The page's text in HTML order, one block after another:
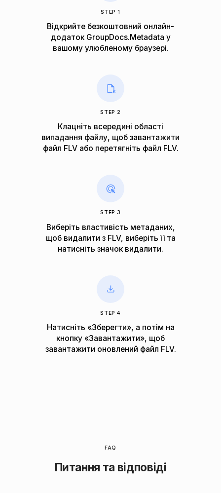
STEP 1
Відкрийте безкоштовний онлайн-
додаток GroupDocs.Metadata у
вашому улюбленому браузері.
STEP 2
Клацніть всередині області
випадання файлу, щоб завантажити
файл FLV або перетягніть файл FLV.
STEP 3
Виберіть властивість метаданих,
щоб видалити з FLV, виберіть її та
натисніть значок видалити.
STEP 4
Натисніть «Зберегти», а потім на
кнопку «Завантажити», щоб
завантажити оновлений файл FLV.
FAQ
Питання та відповіді